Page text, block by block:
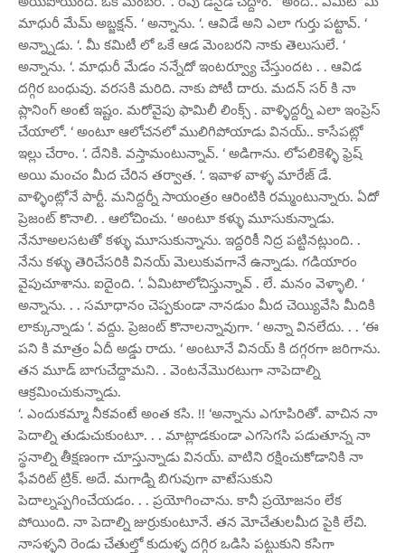
మాధురీ మేమ్ అబ్జక్షన్. ‘ అన్నాను. ‘. ఆవిడే అని ఎలా గుర్తు పట్టావ్. ‘
అన్న్నాడు. ‘. మీ కమిటీ లో ఒకే ఆడ మెంబరని నాకు తెలుసులే. ‘
అన్నాను. ‘. మాధురీ మేడం నన్నేదో ఇంటర్వ్యూ చేస్తుందట . . ఆవిడ
దగ్గిర బంధువు. వరసకి మరిది. నాకు పోటీ దారు. మదన్ సర్ కి నా
ప్లానింగ్ అంటే ఇష్టం. మరోవైపు ఫామిలీ లింక్స్ . వాళ్ళిద్దర్నీ ఎలా ఇంప్రెస్
చేయాలో. ‘ అంటూ ఆలోచనలో ములిగిపోయాడు వినయ్.. కాసేపట్లో
ఇల్లు చేరాం. ‘. దేనికి. వస్తామంటున్నావ్. ‘ అడిగాను. లోపలికెళ్ళి ఫ్రెష్
అయి మంచం మీద చేరిన తర్వాత. ‘. ఇవాళ వాళ్ళ మారేజ్ డే.
వాళ్ళింట్లోనే పార్టీ. మనిద్దర్నీ సాయంత్రం ఆరింటికి రమ్మంటున్నారు. ఏదో
ప్రెజంట్ కొనాలి. . ఆలోచించు. ‘ అంటూ కళ్ళు మూసుకున్నాడు.
నేనూఅలసటతో కళ్ళు మూసుకున్నాను. ఇద్దరికీ నిద్ర పట్టినట్లుంది. .
నేను కళ్ళు తెరిచేసరికి వినయ్ మెలుకువగానే ఉన్నాడు. గడియారం
వైపుచూశాను. ఐదైంది. ‘. ఏమిటాలోచిస్తున్నావ్ . లే. మనం వెళ్ళాలి. ‘
అన్నాను. . . సమాధానం చెప్పకుండా నానడుం మీద చెయ్యివేసి మీదికి
లాక్కున్నాడు ‘. వద్దు. ప్రెజంట్ కొనాలన్నావుగా. ‘ అన్నా వినలేదు. . . ‘ఈ
పని కి మాత్రం ఏదీ అడ్డు రాదు. ‘ అంటూనే వినయ్ కి దగ్గరగా జరిగాను.
తన మూడ్ బాగుచేద్దామని. . వెంటనేమొరటుగా నాపెదాల్ని
ఆక్రమించుకున్నాడు.
‘. ఎందుకమ్మా నీకవంటే అంత కసి. !! ‘అన్నాను ఎగూపిరితో. వాచిన నా
పెదాల్ని తుడుచుకుంటూ. . . మాట్లాడకుండా ఎగసెగసి పడుతూన్న నా
స్థనాల్ని తీక్షణంగా చూస్తున్నాడు వినయ్. వాటిని రక్షించుకోడానికి నా
ఫేవరిట్ ట్రిక్. అదే. మగాడ్ని బిగువుగా వాటేసుకుని
పెదాల్నప్పగించేయడం. . . ప్రయోగించాను. కానీ ప్రయోజనం లేక
పోయింది. నా పెదాల్ని జుర్రుకుంటూనే. తన మోచేతులమీద పైకి లేచి.
నాసళ్ళని రెండు చేతుల్తో కుదుళ్ళ దగ్గిర ఒడిసి పట్టుకుని కసిగా